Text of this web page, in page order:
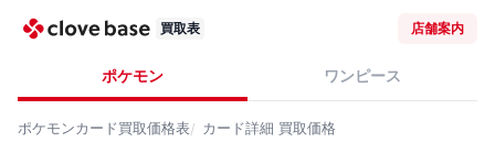
買取表 店舗案内
ポケモン ワンピース
ポケモンカード買取価格表 カード詳細 買取価格